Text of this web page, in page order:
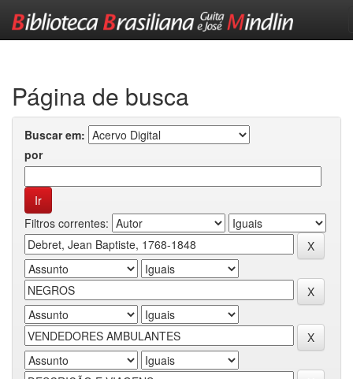
Página de busca
Buscar em:
por
Filtros correntes: